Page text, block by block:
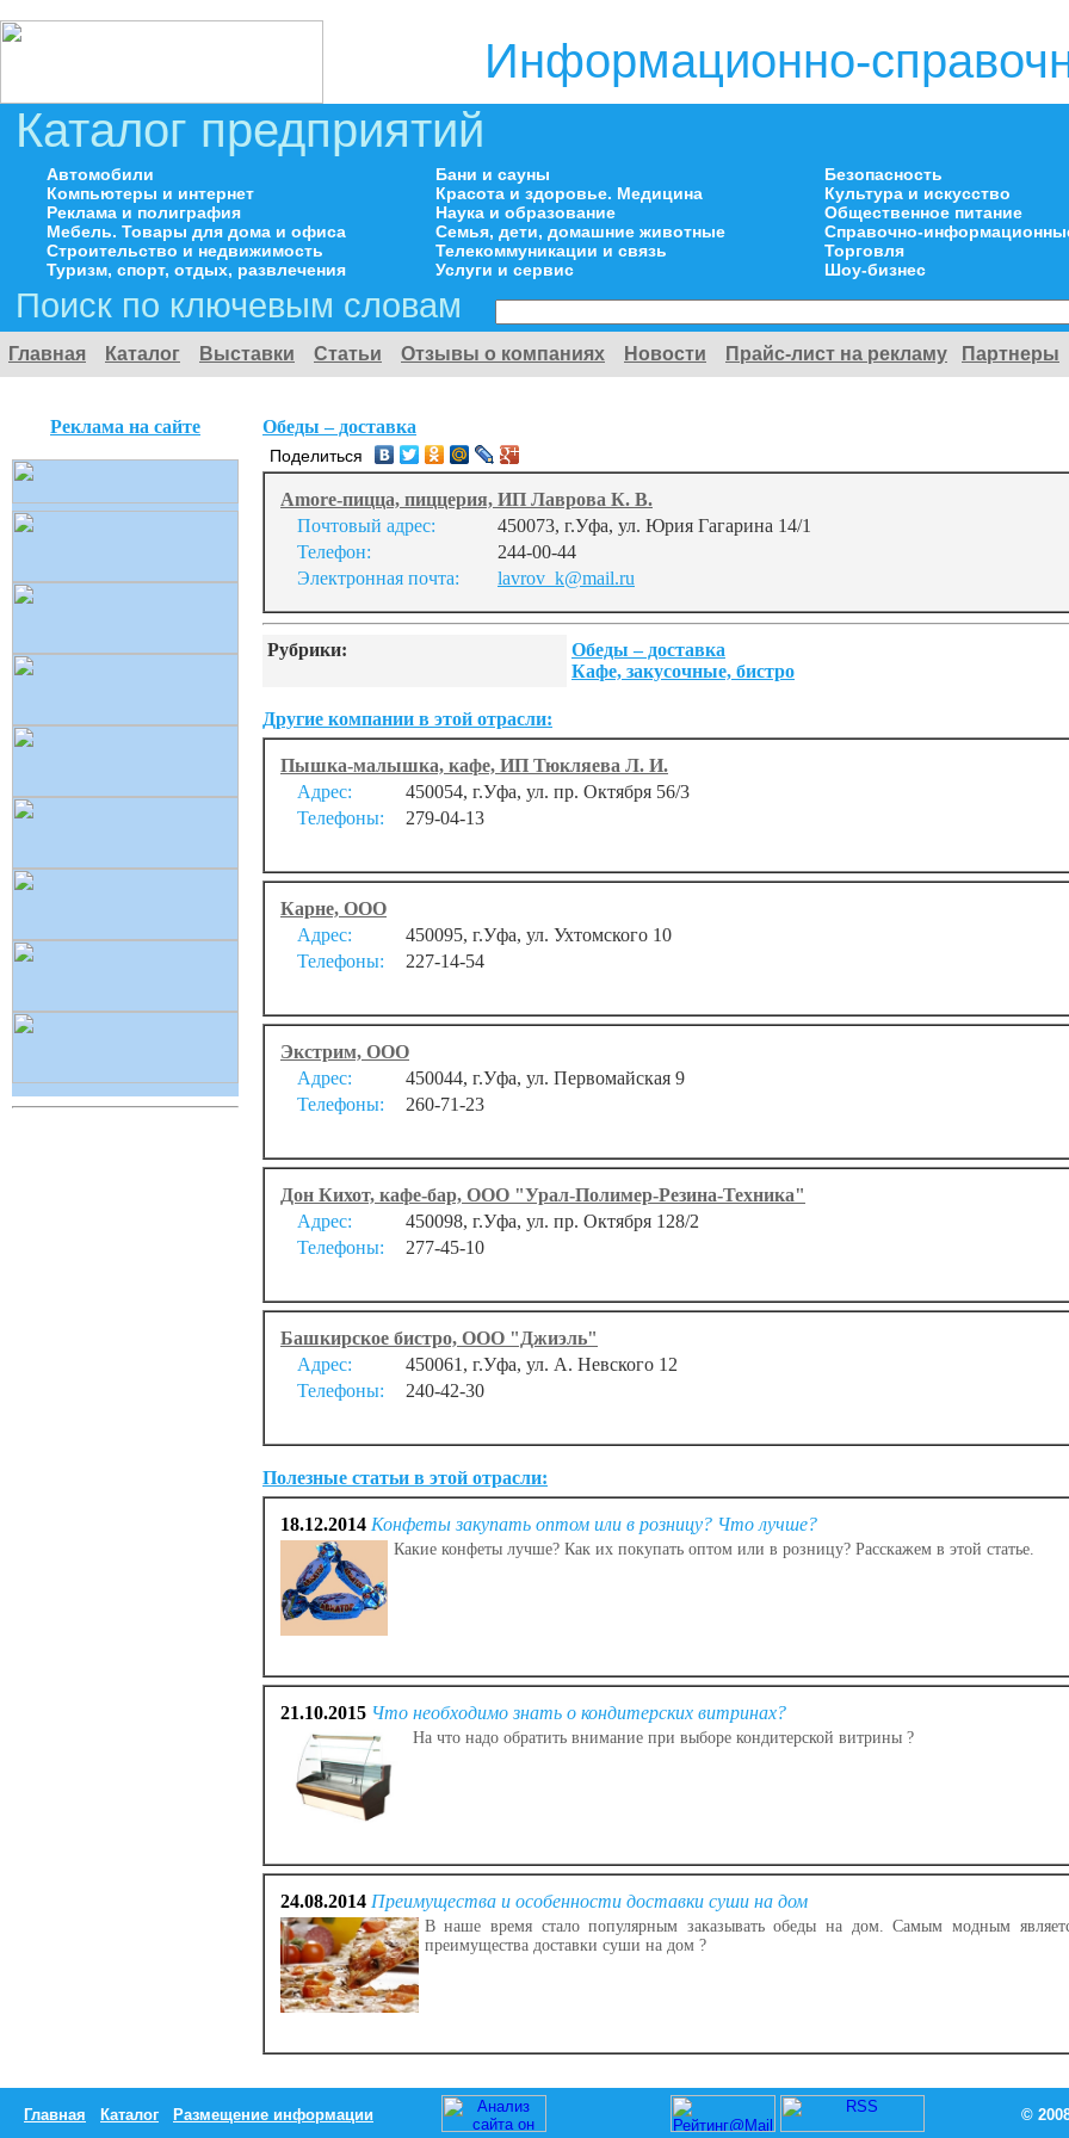
Информационно-
Каталог предприятий
Автомобили
Компьютеры и интернет
Реклама и полиграфия
Мебель. Товары для дома и офиса
Строительство и недвижимость
Туризм, спорт, отдых, развлечения
Бани и сауны
Красота и здоровье. Медицина
Наука и образование
Семья, дети, домашние животные
Телекоммуникации и связь
Услуги и сервис
Безопасность
Культура и искусство
Общественное питание
Справочно-
Торговля
Шоу-бизнес
Поиск по ключевым словам
Главная Каталог Выставки Статьи Отзывы о компаниях Новости Прайс-лист на рекламу Партнеры
Реклама на сайте Обеды – доставка
Поделиться
Amore-пицца, пиццерия, ИП Лаврова К. В.
Почтовый адрес:
450073, г.Уфа, ул. Юрия Гагарина 14/1
Телефон:
244-00-44
Электронная почта:
lavrov_k@mail.ru
Рубрики:
Обеды – доставка
Кафе, закусочные, бистро
Другие компании в этой отрасли:
Пышка-малышка, кафе, ИП Тюкляева Л. И.
Адрес:
450054, г.Уфа, ул. пр. Октября 56/3
Телефоны:
279-04-13
Карне, ООО
Адрес:
450095, г.Уфа, ул. Ухтомского 10
Телефоны:
227-14-54
Экстрим, ООО
Адрес:
450044, г.Уфа, ул. Первомайская 9
Телефоны:
260-71-23
Дон Кихот, кафе-бар, ООО "Урал-Полимер-Резина-Техника"
Адрес:
450098, г.Уфа, ул. пр. Октября 128/2
Телефоны:
277-45-10
Башкирское бистро, ООО "Джиэль"
Адрес:
450061, г.Уфа, ул. А. Невского 12
Телефоны:
240-42-30
Полезные статьи в этой отрасли:
18.12.2014 Конфеты закупать оптом или в розницу? Что лучше?
Какие конфеты лучше? Как их покупать оптом или в розницу? Расскажем в этой статье.
21.10.2015 Что необходимо знать о кондитерских витринах?
На что надо обратить внимание при выборе кондитерской витрины ?
24.08.2014 Преимущества и особенности доставки суши на дом
В наше время стало популярным заказывать обеды на дом. Самым модным
преимущества доставки суши на дом ?
Главная Каталог Размещение информации ©